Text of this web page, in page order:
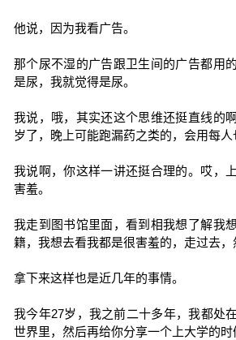
他说，因为我看广告。
那个尿不湿的广告跟卫生间的广告都用
是尿，我就觉得是尿。
我说，哦，其实还这个思维还挺直线的
岁了，晚上可能跑漏药之类的，会用每人
我说啊，你这样一讲还挺合理的。哎，
害羞。
我走到图书馆里面，看到相我想了解我
籍，我想去看我都是很害羞的，走过去，
拿下来这样也是近几年的事情。
我今年27岁，我之前二十多年，我都处
世界里，然后再给你分享一个上大学的时